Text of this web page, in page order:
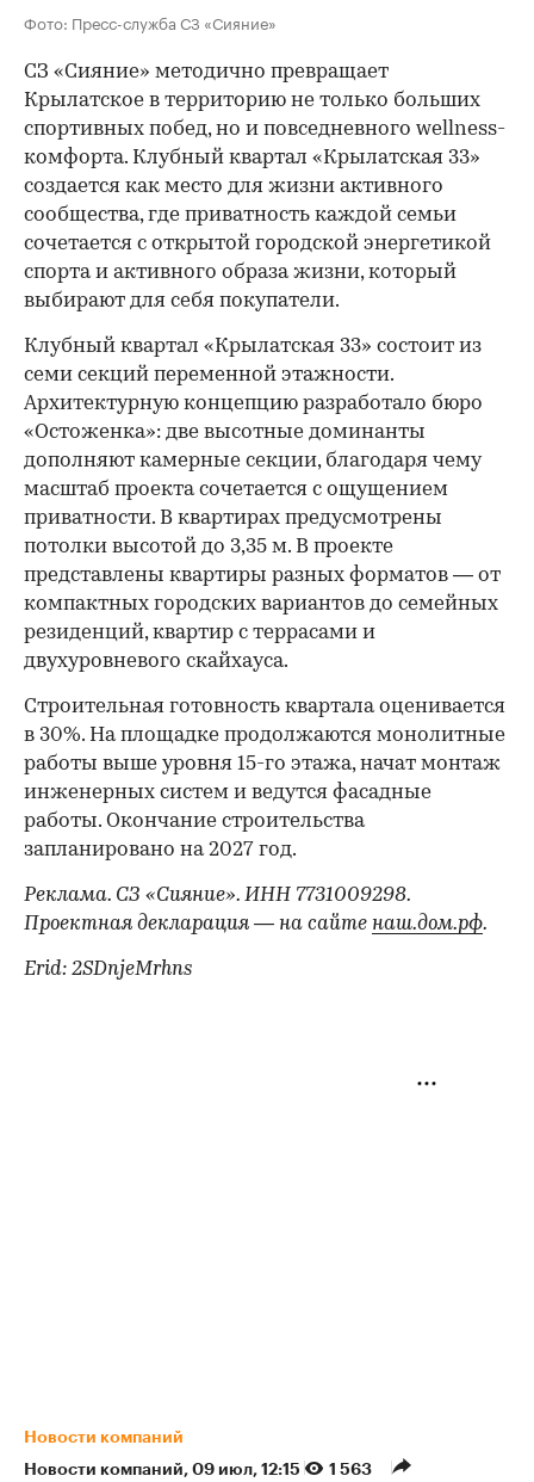
Фото: Пресс-служба СЗ «Сияние»
СЗ «Сияние» методично превращает
Крылатское в территорию не только больших
спортивных побед, но и повседневного wellness-
комфорта. Клубный квартал «Крылатская 33»
создается как место для жизни активного
сообщества, где приватность каждой семьи
сочетается с открытой городской энергетикой
спорта и активного образа жизни, который
выбирают для себя покупатели.
Клубный квартал «Крылатская 33» состоит из
семи секций переменной этажности.
Архитектурную концепцию разработало бюро
«Остоженка»: две высотные доминанты
дополняют камерные секции, благодаря чему
масштаб проекта сочетается с ощущением
приватности. В квартирах предусмотрены
потолки высотой до 3,35 м. В проекте
представлены квартиры разных форматов — от
компактных городских вариантов до семейных
резиденций, квартир с террасами и
двухуровневого скайхауса.
Строительная готовность квартала оценивается
в 30%. На площадке продолжаются монолитные
работы выше уровня 15-го этажа, начат монтаж
инженерных систем и ведутся фасадные
работы. Окончание строительства
запланировано на 2027 год.
Реклама. СЗ «Сияние». ИНН 7731009298.
Проектная декларация — на сайте наш.дом.рф.
Erid: 2SDnjeMrhns
Новости компаний
Новости компаний⁠, 09 июл, 12:15 1 563